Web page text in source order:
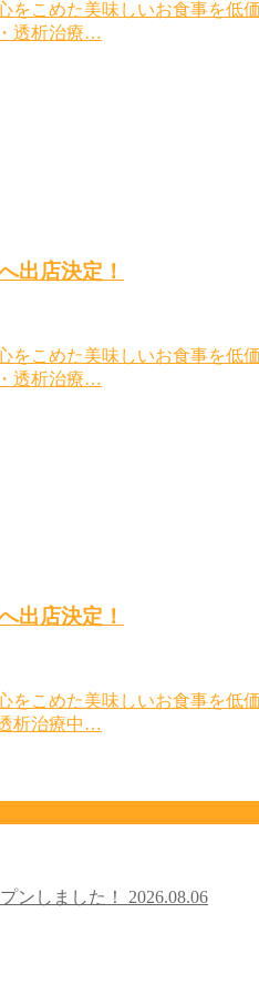
をこめた美味しいお食事を
透析治療…
出店決定！
をこめた美味しいお食事を
透析治療…
出店決定！
をこめた美味しいお食事を
析治療中…
ンしました！ 2026.08.06